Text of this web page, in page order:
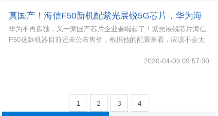
真国产！海信F50新机配紫光展锐5G芯片，华为海
思不再孤独
华为不再孤独，又一家国产芯片企业要崛起了！紫光展锐芯片海信
F50这款机器目前还未公布售价，根据他的配置来看，应该不会太
2020-04-09 09:57:00
1 2 3 4